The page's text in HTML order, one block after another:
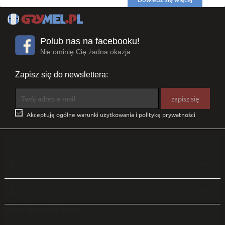
Polub nas na facebooku!
Nie ominię Cię żadna okazja...
Zapisz się do newslettera:
 Akceptuję ogólne warunki użytkowania i politykę prywatności